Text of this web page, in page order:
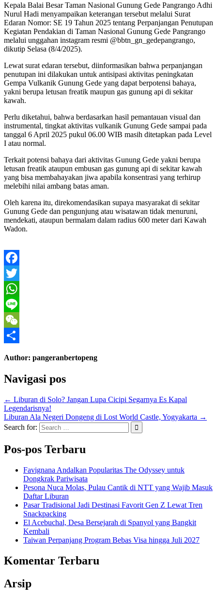
Kepala Balai Besar Taman Nasional Gunung Gede Pangrango Adhi
Nurul Hadi menyampaikan keterangan tersebut melalui Surat
Edaran Nomor: SE 19 Tahun 2025 tentang Perpanjangan Penutupan
Kegiatan Pendakian di Taman Nasional Gunung Gede Pangrango
melalui unggahan instagram resmi @bbtn_gn_gedepangrango,
dikutip Selasa (8/4/2025).
Lewat surat edaran tersebut, diinformasikan bahwa perpanjangan
penutupan ini dilakukan untuk antisipasi aktivitas peningkatan
Gempa Vulkanik Gunung Gede yang dapat berpotensi bahaya,
yakni berupa letusan freatik maupun gas gunung api di sekitar
kawah.
Perlu diketahui, bahwa berdasarkan hasil pemantauan visual dan
instrumental, tingkat aktivitas vulkanik Gunung Gede sampai pada
tanggal 6 April 2025 pukul 06.00 WIB masih ditetapkan pada Level
I atau normal.
Terkait potensi bahaya dari aktivitas Gunung Gede yakni berupa
letusan freatik ataupun embusan gas gunung api di sekitar kawah
yang bisa membahayakan jiwa apabila konsentrasi yang terhirup
melebihi nilai ambang batas aman.
Oleh karena itu, direkomendasikan supaya masyarakat di sekitar
Gunung Gede dan pengunjung atau wisatawan tidak menuruni,
mendekati, ataupun bermalam dalam radius 600 meter dari Kawah
Wadon.
Facebook
Twitter
WhatsApp
Line
WeChat
Author: pangeranbertopeng
Navigasi pos
← Liburan di Solo? Jangan Lupa Cicipi Segarnya Es Kapal
Legendarisnya!
Liburan Ala Negeri Dongeng di Lost World Castle, Yogyakarta →
Search for:
Pos-pos Terbaru
Favignana Andalkan Popularitas The Odyssey untuk
Dongkrak Pariwisata
Pesona Nuca Molas, Pulau Cantik di NTT yang Wajib Masuk
Daftar Liburan
Pasar Tradisional Jadi Destinasi Favorit Gen Z Lewat Tren
Snackpacking
El Acebuchal, Desa Bersejarah di Spanyol yang Bangkit
Kembali
Taiwan Perpanjang Program Bebas Visa hingga Juli 2027
Komentar Terbaru
Arsip